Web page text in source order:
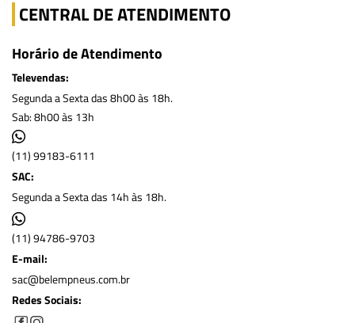
CENTRAL DE ATENDIMENTO
Horário de Atendimento
Televendas:
Segunda a Sexta das 8h00 às 18h.
Sab: 8h00 às 13h
(11) 99183-6111
SAC:
Segunda a Sexta das 14h às 18h.
(11) 94786-9703
E-mail:
sac@belempneus.com.br
Redes Sociais: